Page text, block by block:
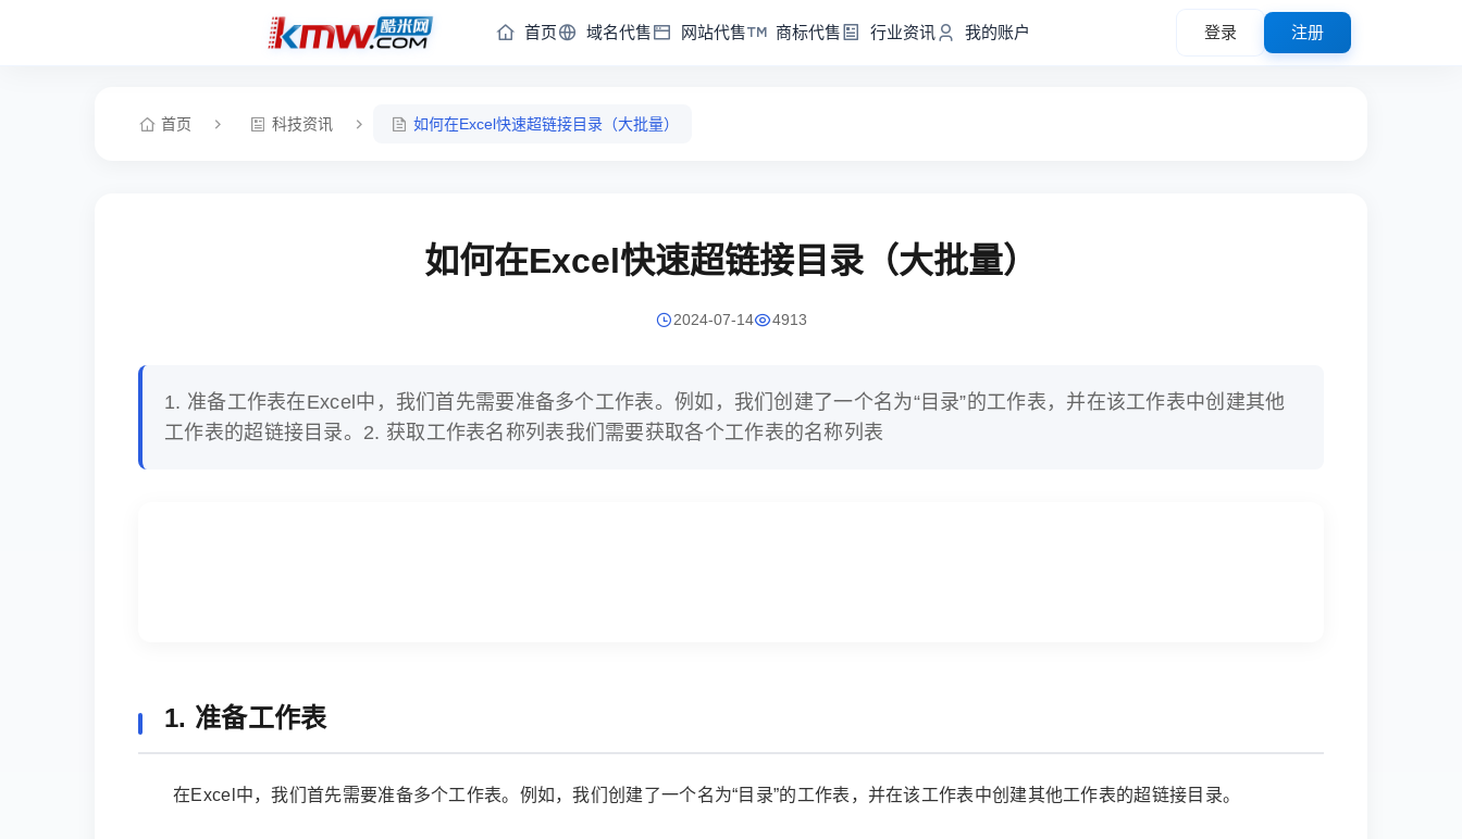
首页 域名代售 网站代售 商标代售 行业资讯 我的账户 登录 注册
首页 科技资讯 如何在Excel快速超链接目录（大批量）
如何在Excel快速超链接目录（大批量）
2024-07-14 4913
1. 准备工作表在Excel中，我们首先需要准备多个工作表。例如，我们创建了一个名为“目录”的工作表，并在该工作表中创建其他
工作表的超链接目录。2. 获取工作表名称列表我们需要获取各个工作表的名称列表
1. 准备工作表
在Excel中，我们首先需要准备多个工作表。例如，我们创建了一个名为“目录”的工作表，并在该工作表中创建其他工作表的超链接目录。